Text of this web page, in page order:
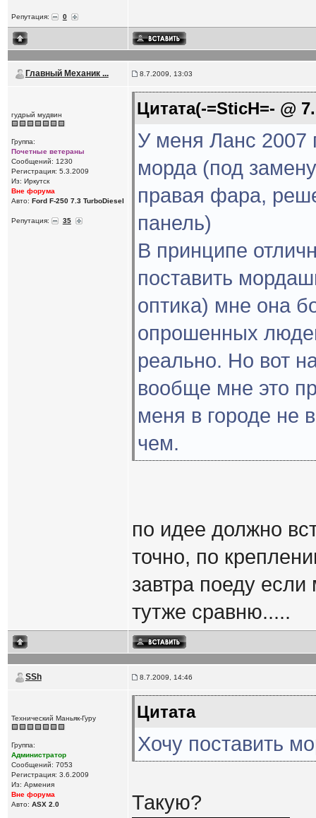
Репутация: 0
Главный Механик ... 8.7.2009, 13:03
гудрый мудвин
Группа:
Почетные ветераны
Сообщений: 1230
Регистрация: 5.3.2009
Из: Иркутск
Вне форума
Авто: Ford F-250 7.3 TurboDiesel
Репутация: 35
Цитата(-=SticH=- @
У меня Ланс 2007
морда (под
правая фара,
панель)
В принципе
поставить
оптика) мне она
опрошенных
реально. Но вот
вообще мне это
меня в городе не
чем.
по идее должно
точно, по
завтра поеду
тутже сравню.....
SSh 8.7.2009, 14:46
Технический Маньяк-Гуру
Группа:
Администратор
Сообщений: 7053
Регистрация: 3.6.2009
Из: Армения
Вне форума
Авто: ASX 2.0
Цитата
Хочу поставить
Такую?